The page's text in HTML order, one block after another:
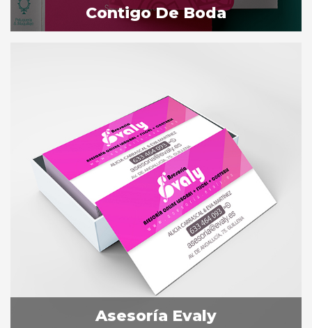
Contigo De Boda
Asesoría Evaly